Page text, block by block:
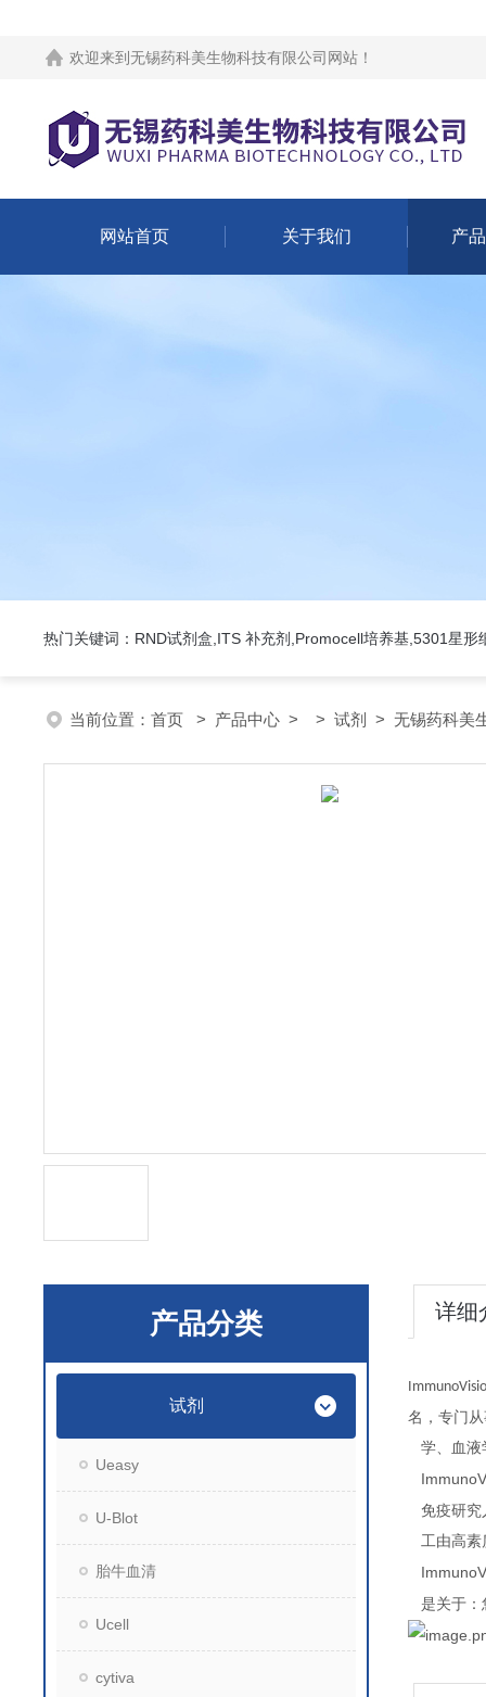
欢迎来到 无锡药科美生物科技有限公司网站 ！
网站首页 关于我们 产
热门关键词：RND试剂盒,ITS 补充剂,Promocell培养基,5301星形
当前位置： 首页 > 产品中心 > > 试剂 > 无锡药科美
产品分类
试剂
Ueasy
U-Blot
胎牛血清
Ucell
cytiva
详细
名，专门
学、血液
免疫研究
工由高素
是关于：